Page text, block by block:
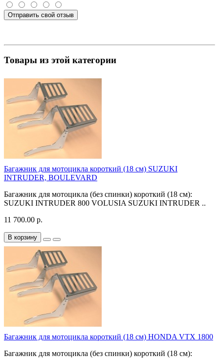
Отправить свой отзыв
Товары из этой категории
Багажник для мотоцикла короткий (18 см) SUZUKI
INTRUDER, BOULEVARD
Багажник для мотоцикла (без спинки) короткий (18 см):
SUZUKI INTRUDER 800 VOLUSIA SUZUKI INTRUDER ..
11 700.00 р.
В корзину
Багажник для мотоцикла короткий (18 см) HONDA VTX 1800
Багажник для мотоцикла (без спинки) короткий (18 см):